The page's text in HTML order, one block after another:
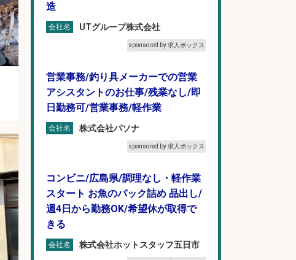
造
会社名 UTグループ株式会社
sponsored by 求人ボックス
営業事務/釣り具メーカーでの営業
アシスタントのお仕事/残業なし/即
日勤務可/営業事務/軽作業
会社名 株式会社パソナ
sponsored by 求人ボックス
コンビニ/広島県/調理なし・軽作業
スタート お魚のパック詰め 品出し/
週4日から勤務OK/希望休が取得で
きる
会社名 株式会社ホットスタッフ五日市